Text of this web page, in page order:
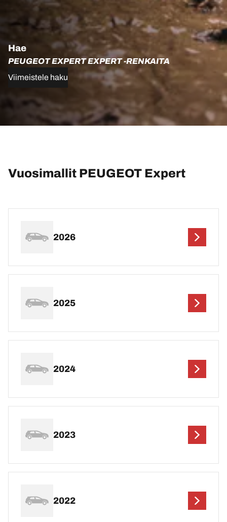
Hae
PEUGEOT EXPERT EXPERT -RENKAITA
Viimeistele haku
Vuosimallit PEUGEOT Expert
2026
2025
2024
2023
2022